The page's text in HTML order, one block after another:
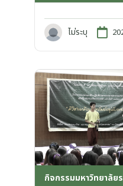
ไม่ระบุ
กิจกรรมมหาวิทยาลัย